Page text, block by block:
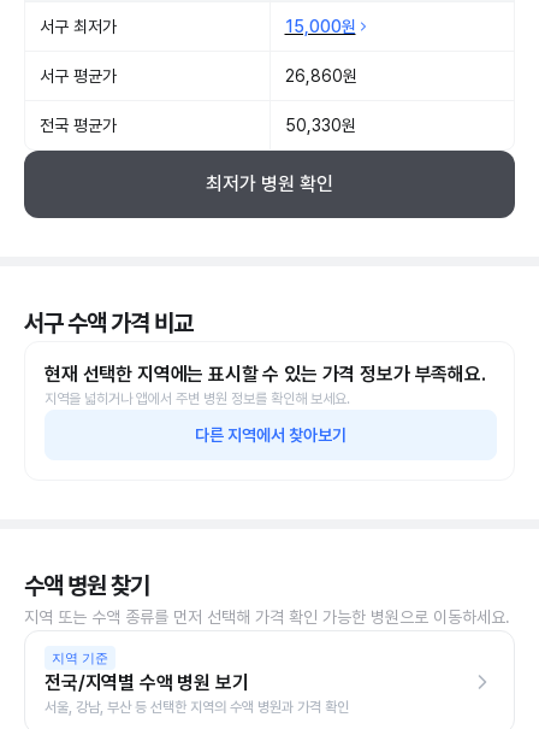
서구 최저가 15,000원
서구 평균가 26,860원
전국 평균가 50,330원
최저가 병원 확인
서구 수액 가격 비교
현재 선택한 지역에는 표시할 수 있는 가격 정보가 부족해요.
지역을 넓히거나 앱에서 주변 병원 정보를 확인해 보세요.
다른 지역에서 찾아보기
수액 병원 찾기
지역 또는 수액 종류를 먼저 선택해 가격 확인 가능한 병원으로 이동하세요.
지역 기준
전국/지역별 수액 병원 보기
서울, 강남, 부산 등 선택한 지역의 수액 병원과 가격 확인